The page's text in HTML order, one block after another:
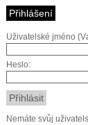
Přihlášení
Uživatelské jméno
Heslo:
Nemáte svůj